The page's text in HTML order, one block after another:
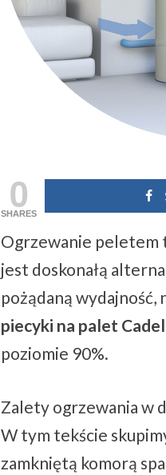
0
SHARES
Ogrzewanie peletem
jest doskonałą
pożądaną wydajność,
piecyki na palet
poziomie 90%.
Zalety ogrzewania w
W tym tekście
zamkniętą komorą